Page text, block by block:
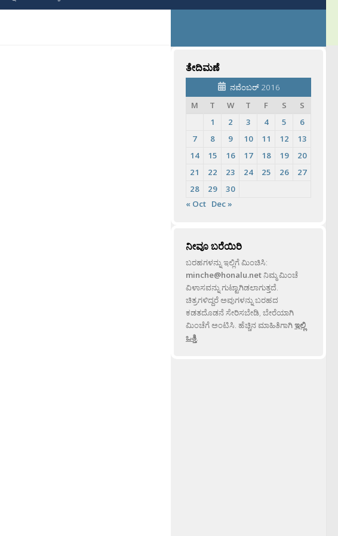
ತೇದಿಮಣೆ
ನವೆಂಬರ್ 2016
M
T W T F S
S
1
2 3 4 5
6
7
8 9 10 11 12
13
14
15 16 17 18 19
20
21
22 23 24 25 26
27
28
29
30
« Oct Dec »
ನೀವೂ ಬರೆಯಿರಿ
ಬರಹಗಳನ್ನು ಇಲ್ಲಿಗೆ ಮಿಂಚಿಸಿ:
minche@honalu.netನಿಮ್ಮ ಮಿಂಚೆ
ವಿಳಾಸವನ್ನು ಗುಟ್ಟಾಗಿಡಲಾಗುತ್ತದೆ.
ಚಿತ್ರಗಳಿದ್ದರೆ ಅವುಗಳನ್ನು ಬರಹದ
ಕಡತದೊಡನೆ ಸೇರಿಸಬೇಡಿ, ಬೇರೆಯಾಗಿ
ಮಿಂಚೆಗೆ ಅಂಟಿಸಿ. ಹೆಚ್ಚಿನ ಮಾಹಿತಿಗಾಗಿಇಲ್ಲಿ
ಒತ್ತಿ.